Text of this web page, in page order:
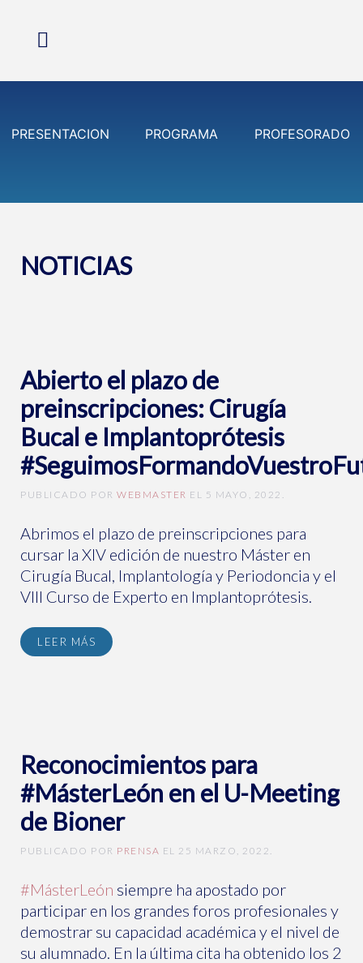
PRESENTACION PROGRAMA PROFESORADO
NOTICIAS
Abierto el plazo de
preinscripciones: Cirugía
Bucal e Implantoprótesis
PUBLICADO POR WEBMASTER EL 5 MAYO, 2022 .
Abrimos el plazo de preinscripciones para
cursar la XIV edición de nuestro Máster en
Cirugía Bucal, Implantología y Periodoncia y el
VIII Curso de Experto en Implantoprótesis.
LEER MÁS
Reconocimientos para
#MásterLeón en el U-Meeting
de Bioner
PUBLICADO POR PRENSA EL 25 MARZO, 2022 .
#MásterLeón siempre ha apostado por
participar en los grandes foros profesionales y
demostrar su capacidad académica y el nivel de
su alumnado. En la última cita ha obtenido los 2